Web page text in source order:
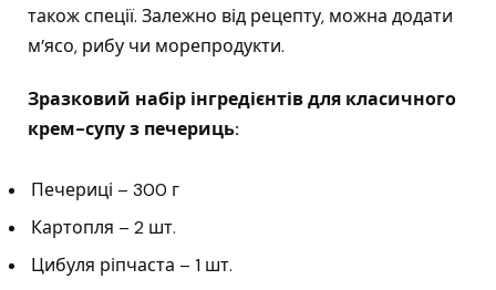
також спеції. Залежно від рецепту, можна додати
м’ясо, рибу чи морепродукти.
Зразковий набір інгредієнтів для класичного
крем-супу з печериць:
Печериці – 300 г
Картопля – 2 шт.
Цибуля ріпчаста – 1 шт.